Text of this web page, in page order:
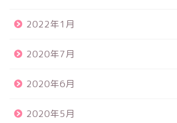
2022年1月
2020年7月
2020年6月
2020年5月